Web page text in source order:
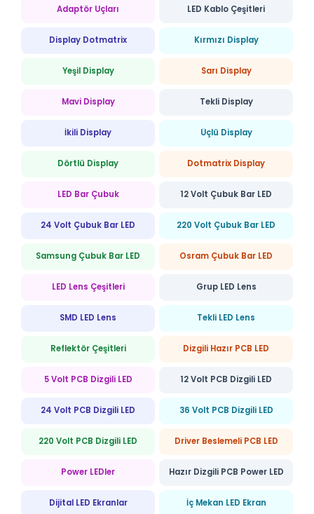
Adaptör Uçları LED Kablo Çeşitleri
Display Dotmatrix Kırmızı Display
Yeşil Display Sarı Display
Mavi Display Tekli Display
İkili Display Üçlü Display
Dörtlü Display Dotmatrix Display
LED Bar Çubuk 12 Volt Çubuk Bar LED
24 Volt Çubuk Bar LED 220 Volt Çubuk Bar LED
Samsung Çubuk Bar LED Osram Çubuk Bar LED
LED Lens Çeşitleri Grup LED Lens
SMD LED Lens Tekli LED Lens
Reflektör Çeşitleri Dizgili Hazır PCB LED
5 Volt PCB Dizgili LED 12 Volt PCB Dizgili LED
24 Volt PCB Dizgili LED 36 Volt PCB Dizgili LED
220 Volt PCB Dizgili LED Driver Beslemeli PCB LED
Power LEDler Hazır Dizgili PCB Power LED
Dijital LED Ekranlar İç Mekan LED Ekran